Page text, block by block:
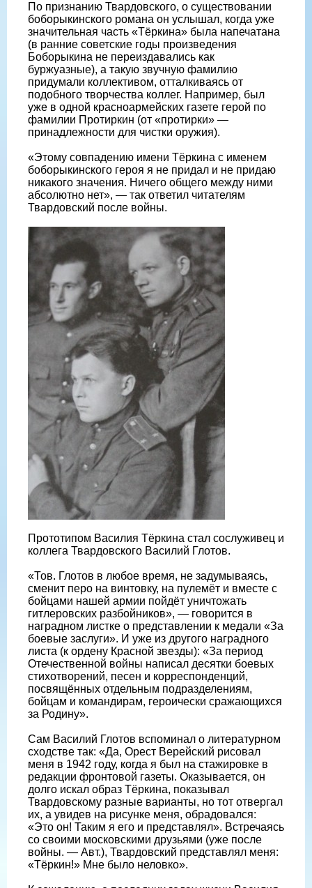
По признанию Твардовского, о существовании
боборыкинского романа он услышал, когда уже
значительная часть «Тёркина» была напечатана
(в ранние советские годы произведения
Боборыкина не переиздавались как
буржуазные), а такую звучную фамилию
придумали коллективом, отталкиваясь от
подобного творчества коллег. Например, был
уже в одной красноармейских газете герой по
фамилии Протиркин (от «протирки» —
принадлежности для чистки оружия).
«Этому совпадению имени Тёркина с именем
боборыкинского героя я не придал и не придаю
никакого значения. Ничего общего между ними
абсолютно нет», — так ответил читателям
Твардовский после войны.
Прототипом Василия Тёркина стал сослуживец и
коллега Твардовского Василий Глотов.
«Тов. Глотов в любое время, не задумываясь,
сменит перо на винтовку, на пулемёт и вместе с
бойцами нашей армии пойдёт уничтожать
гитлеровских разбойников», — говорится в
наградном листке о представлении к медали «За
боевые заслуги». И уже из другого наградного
листа (к ордену Красной звезды): «За период
Отечественной войны написал десятки боевых
стихотворений, песен и корреспонденций,
посвящённых отдельным подразделениям,
бойцам и командирам, героически сражающихся
за Родину».
Сам Василий Глотов вспоминал о литературном
сходстве так: «Да, Орест Верейский рисовал
меня в 1942 году, когда я был на стажировке в
редакции фронтовой газеты. Оказывается, он
долго искал образ Тёркина, показывал
Твардовскому разные варианты, но тот отвергал
их, а увидев на рисунке меня, обрадовался:
«Это он! Таким я его и представлял». Встречаясь
со своими московскими друзьями (уже после
войны. — Авт.), Твардовский представлял меня:
«Тёркин!» Мне было неловко».